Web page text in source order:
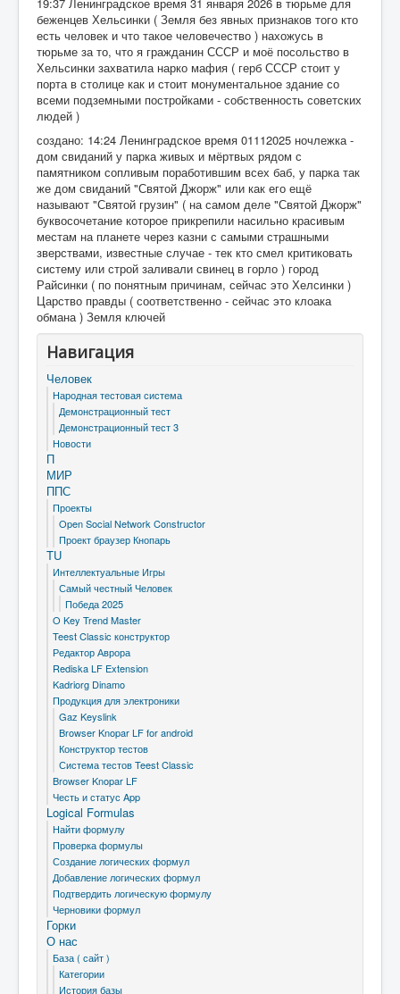
беженцев Хельсинки ( Земля без явных признаков того кто
есть человек и что такое человечество ) нахожусь в
тюрьме за то, что я гражданин СССР и моё посольство в
Хельсинки захватила нарко мафия ( герб СССР стоит у
порта в столице как и стоит монументальное здание со
всеми подземными постройками - собственность советских
людей )
создано: 14:24 Ленинградское время 01112025 ночлежка -
дом свиданий у парка живых и мёртвых рядом с
памятником сопливым поработившим всех баб, у парка так
же дом свиданий "Святой Джорж" или как его ещё
называют "Святой грузин" ( на самом деле "Святой Джорж"
буквосочетание которое прикрепили насильно красивым
местам на планете через казни с самыми страшными
зверствами, известные случае - тек кто смел критиковать
систему или строй заливали свинец в горло ) город
Райсинки ( по понятным причинам, сейчас это Хелсинки )
Царство правды ( соответственно - сейчас это клоака
обмана ) Земля ключей
Навигация
Человек
Народная тестовая система
Демонстрационный тест
Демонстрационный тест 3
Новости
П
МИР
ППС
Проекты
Open Social Network Constructor
Проект браузер Кнопарь
TU
Интеллектуальные Игры
Самый честный Человек
Победа 2025
O Key Trend Master
Teest Classic конструктор
Редактор Аврора
Rediska LF Extension
Kadriorg Dinamo
Продукция для электроники
Gaz Keyslink
Browser Knopar LF for android
Конструктор тестов
Система тестов Teest Classic
Browser Knopar LF
Честь и статус App
Logical Formulas
Найти формулу
Проверка формулы
Создание логических формул
Добавление логических формул
Подтвердить логическую формулу
Черновики формул
Горки
О нас
База ( сайт )
Категории
История базы